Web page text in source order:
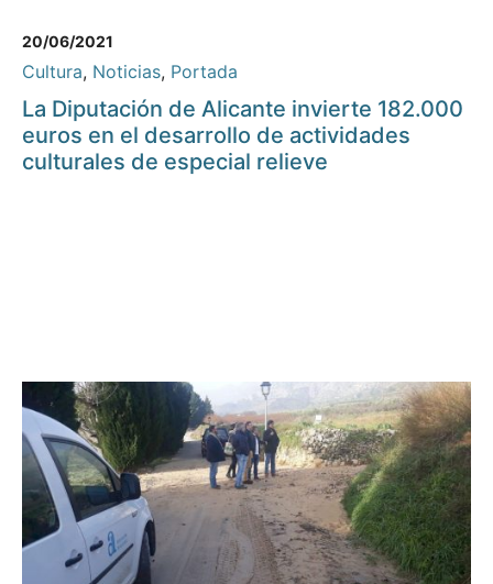
20/06/2021
Cultura, Noticias, Portada
La Diputación de Alicante invierte 182.000
euros en el desarrollo de actividades
culturales de especial relieve